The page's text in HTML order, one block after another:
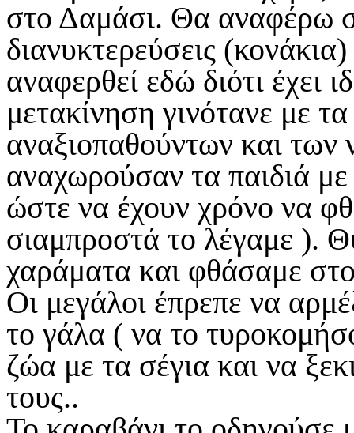
στο Δαμάσι. Θα αναφέρω
διανυκτερεύσεις
αναφερθεί εδώ διότι έχει
μετακίνηση γινότανε με
αναξιοπαθούντων και
αναχωρούσαν τα παιδιά με
ώστε να έχουν χρόνο να
σιαμπροστά το λέγαμε ).
χαράματα και φθάσαμε
Οι μεγάλοι έπρεπε να
το γάλα ( να το
ζώα με τα σέγια και να
τους..